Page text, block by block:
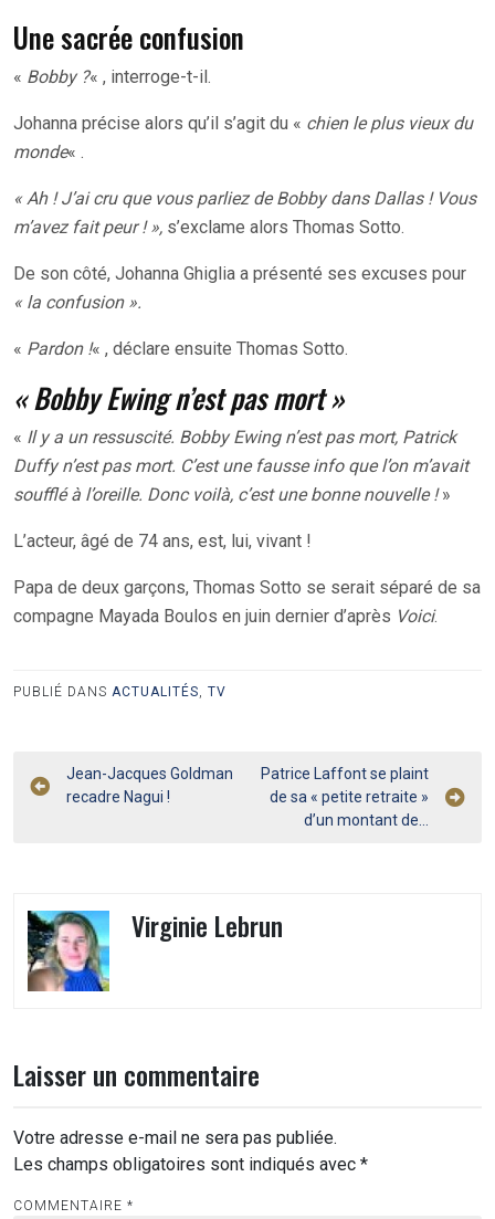
Une sacrée confusion
« Bobby ?« , interroge-t-il.
Johanna précise alors qu’il s’agit du « chien le plus vieux du
monde« .
« Ah ! J’ai cru que vous parliez de Bobby dans Dallas ! Vous
m’avez fait peur ! », s’exclame alors Thomas Sotto.
De son côté, Johanna Ghiglia a présenté ses excuses pour
« la confusion ».
« Pardon !« , déclare ensuite Thomas Sotto.
« Bobby Ewing n’est pas mort »
« Il y a un ressuscité. Bobby Ewing n’est pas mort, Patrick
Duffy n’est pas mort. C’est une fausse info que l’on m’avait
soufflé à l’oreille. Donc voilà, c’est une bonne nouvelle !»
L’acteur, âgé de 74 ans, est, lui, vivant !
Papa de deux garçons, Thomas Sotto se serait séparé de sa
compagne Mayada Boulos en juin dernier d’après Voici.
PUBLIÉ DANS ACTUALITÉS TV
Navigation
Jean-Jacques Goldman
recadre Nagui !
Patrice Laffont se plaint
de sa « petite retraite »
d’un montant de…
Virginie Lebrun
Laisser un commentaire
Votre adresse e-mail ne sera pas publiée.
Les champs obligatoires sont indiqués avec *
COMMENTAIRE *